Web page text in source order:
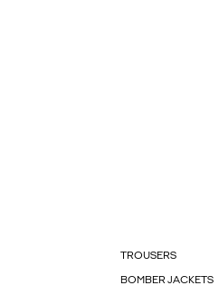
TROUSERS
BOMBER JACKETS